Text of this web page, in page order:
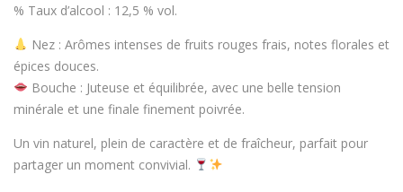
% Taux d’alcool : 12,5 % vol.
Nez: Arômes intenses de fruits rouges frais, notes florales et
épices douces.
Bouche : Juteuse et équilibrée, avec une belle tension
minérale et une finale finement poivrée.
Un vin naturel, plein de caractère et de fraîcheur, parfait pour
partager un moment convivial.